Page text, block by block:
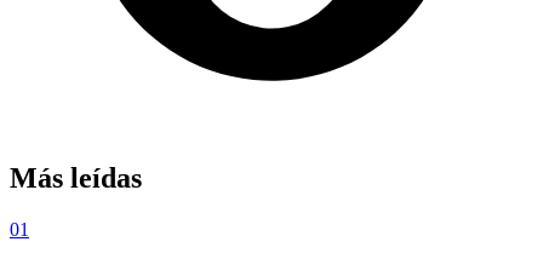
Más leídas
01